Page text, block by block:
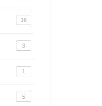
16
3
1
5